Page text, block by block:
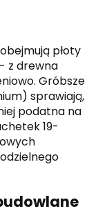
płoty
z drewna
Gróbsze
sprawiają,
podatna na
19-